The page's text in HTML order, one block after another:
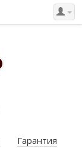
Гарантия